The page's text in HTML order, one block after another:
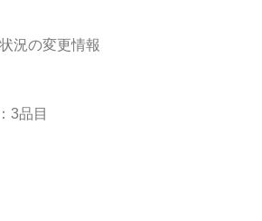
況の変更情報
3品目